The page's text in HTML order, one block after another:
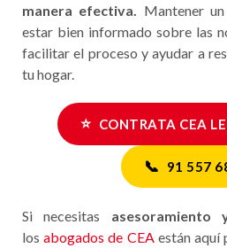
manera efectiva.
Mantener
estar bien informado sobre las
facilitar el proceso y ayudar a
tu hogar.
⭐ CONTRATA CEA
📞 91 557
Si necesitas asesoramiento
losabogados de CEA están aquí